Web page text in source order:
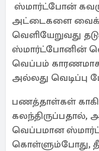
ஸ்மார்ட்போன்
அட்டைகளை
வெளியேறுவது
ஸ்மார்ட்போனின்
வெப்பம் காரணமாக
அல்லது
பணத்தாள்கள்
வெப்பமான
கொள்ளும்போது, தீ